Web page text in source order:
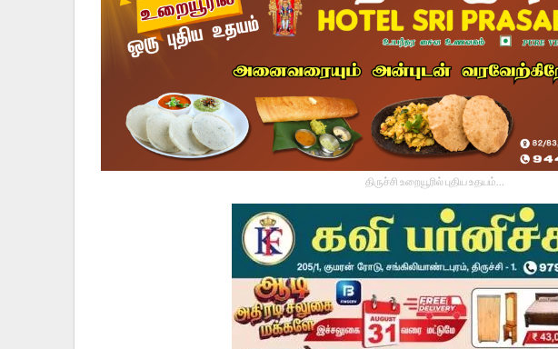
திருச்சி உறையூரில் புதிய உதயம்...